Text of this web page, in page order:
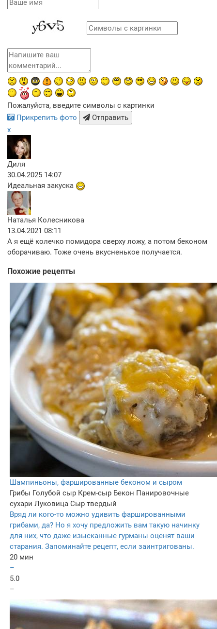
Пожалуйста, введите символы с картинки
Прикрепить фото
Отправить
x
Диля
30.04.2025 14:07
Идеальная закуска
Наталья Колесникова
13.04.2021 08:11
А я ещё колечко помидора сверху ложу, а потом беконом
оборачиваю. Тоже очень вкусненькое получается.
Похожие рецепты
Шампиньоны, фаршированные беконом и сыром
Грибы Голубой сыр Крем-сыр Бекон Панировочные
сухари Луковица Сыр твердый
Вряд ли кого-то можно удивить фаршированными
грибами, да? Но я хочу предложить вам такую начинку
для них, что даже изысканные гурманы оценят ваши
старания. Запоминайте рецепт, если заинтригованы.
20 мин
–
5.0
–